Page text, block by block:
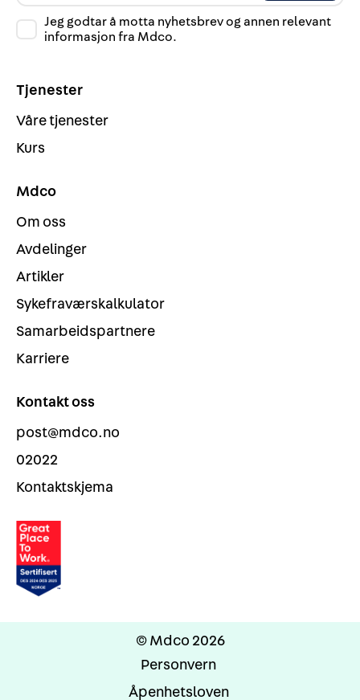
Jeg godtar å motta nyhetsbrev og annen relevant
informasjon fra Mdco.
Tjenester
Våre tjenester
Kurs
Mdco
Om oss
Avdelinger
Artikler
Sykefraværskalkulator
Samarbeidspartnere
Karriere
Kontakt oss
post@mdco.no
02022
Kontaktskjema
© Mdco 2026
Personvern
Åpenhetsloven